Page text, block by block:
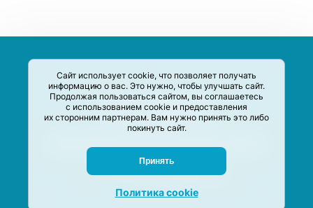
Сайт использует cookie, что позволяет получать
информацию о вас. Это нужно, чтобы улучшать сайт.
Продолжая пользоваться сайтом, вы соглашаетесь
с использованием cookie и предоставления
их сторонним партнерам. Вам нужно принять это либо
покинуть сайт.
Принять
Политика cookie
систематизации акций и скидок на товары и услуги в РФ
Задать вопрос
© M-Social production 2020 –2026